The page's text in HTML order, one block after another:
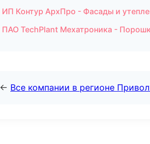
ИП Контур АрхПро - Фасады и
ПАО TechPlant Мехатроника -
← Все компании в регионе